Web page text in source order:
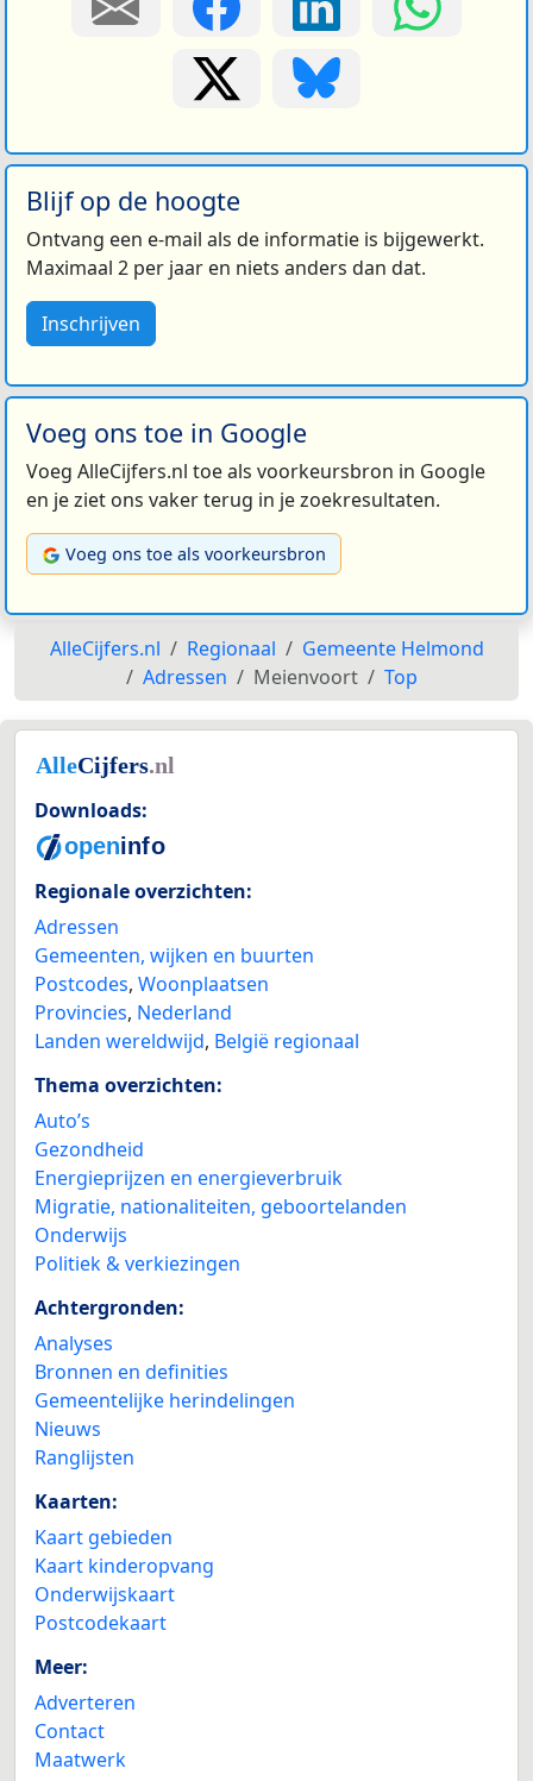
Blijf op de hoogte
Ontvang een e-mail als de informatie is bijgewerkt.
Maximaal 2 per jaar en niets anders dan dat.
Inschrijven
Voeg ons toe in Google
Voeg AlleCijfers.nl toe als voorkeursbron in Google
en je ziet ons vaker terug in je zoekresultaten.
Voeg ons toe als voorkeursbron
AlleCijfers.nl Regionaal
Gemeente Helmond
Adressen
Meienvoort Top
Downloads:
Regionale overzichten:
Adressen
Gemeenten, wijken en buurten
Postcodes, Woonplaatsen
Provincies, Nederland
Landen wereldwijd, België regionaal
Thema overzichten:
Auto’s
Gezondheid
Energieprijzen en energieverbruik
Migratie, nationaliteiten, geboortelanden
Onderwijs
Politiek & verkiezingen
Achtergronden:
Analyses
Bronnen en definities
Gemeentelijke herindelingen
Nieuws
Ranglijsten
Kaarten:
Kaart gebieden
Kaart kinderopvang
Onderwijskaart
Postcodekaart
Meer:
Adverteren
Contact
Maatwerk